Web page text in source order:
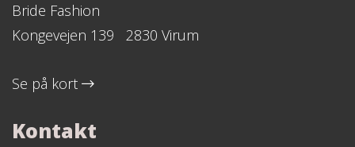
Bride Fashion
Kongevejen 139 2830 Virum
Se på kort
Kontakt